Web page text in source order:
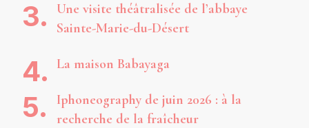
Une visite théâtralisée de l’abbaye
Sainte-Marie-du-Désert
La maison Babayaga
Iphoneography de juin 2026 : à la
recherche de la fraîcheur